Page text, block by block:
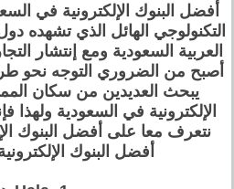
أفضل البنوك الإلكترونية في
التكنولوجي الهائل الذي تشهده
العربية السعودية ومع إنتشار
أصبح من الضروري التوجه نحو
يبحث العديدين من سكان
الإلكترونية في السعودية
نتعرف معا على أفضل البنوك
أفضل البنوك